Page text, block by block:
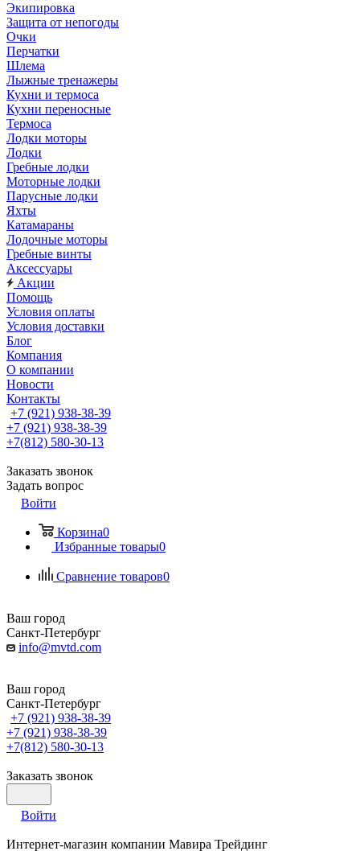
Экипировка
Защита от непогоды
Очки
Перчатки
Шлема
Лыжные тренажеры
Кухни и термоса
Кухни переносные
Термоса
Лодки моторы
Лодки
Гребные лодки
Моторные лодки
Парусные лодки
Яхты
Катамараны
Лодочные моторы
Гребные винты
Аксессуары
Акции
Помощь
Условия оплаты
Условия доставки
Блог
Компания
О компании
Новости
Контакты
+7 (921) 938-38-39
+7 (921) 938-38-39
+7(812) 580-30-13
Заказать звонок
Задать вопрос
Войти
Корзина0
Избранные товары0
Сравнение товаров0
Ваш город
Санкт-Петербург
info@mvtd.com
Ваш город
Санкт-Петербург
+7 (921) 938-38-39
+7 (921) 938-38-39
+7(812) 580-30-13
Заказать звонок
Войти
Интернет-магазин компании Мавира Трейдинг